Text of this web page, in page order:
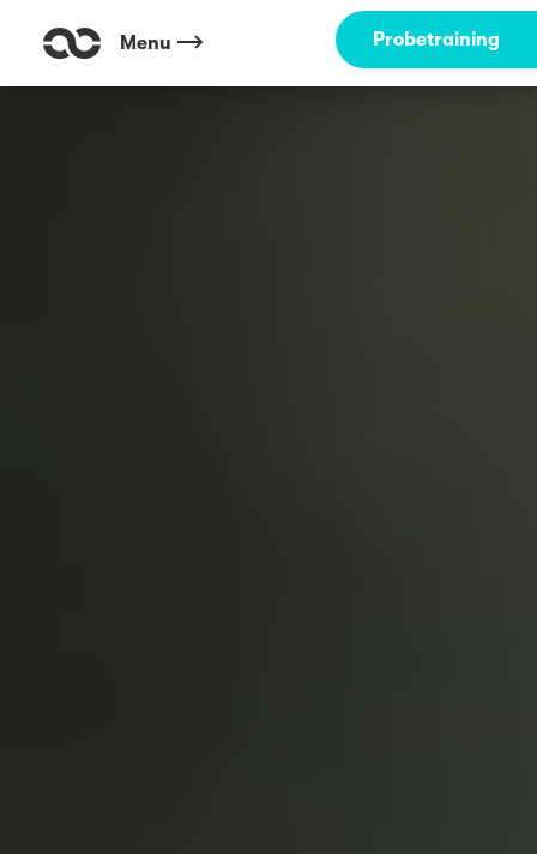
Menu Probetraining